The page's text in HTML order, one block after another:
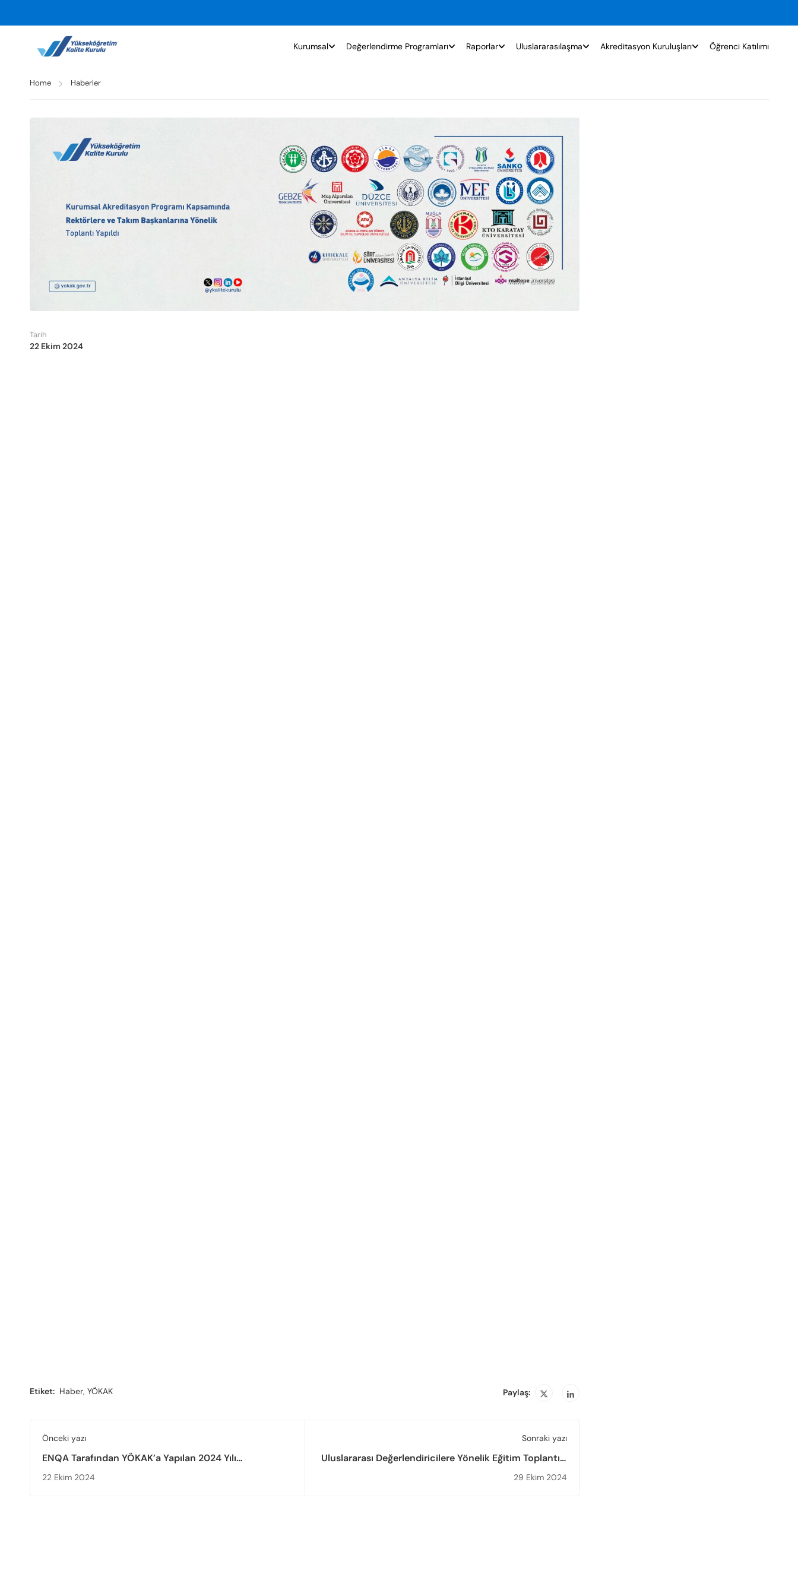
Kurumsal Değerlendirme Programları Raporlar Uluslararasılaşma Akreditasyon Kuruluşları Öğrenci Katılımı
Home Haberler
Tarih
22 Ekim 2024
Etiket: Haber, YÖKAK Paylaş:
Önceki yazı
ENQA Tarafından YÖKAK’a Yapılan 2024 Yılı
Değerlendirme Saha Ziyareti Tamamlandı
22 Ekim 2024
Sonraki yazı
Uluslararası Değerlendiricilere Yönelik Eğitim Toplantısı
Düzenlendi
29 Ekim 2024